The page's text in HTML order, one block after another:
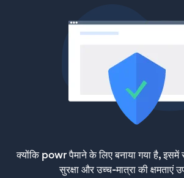
क्योंकि powr पैमाने के लिए बनाया गया है, इसमें
सुरक्षा और उच्च-मात्रा की क्षमताएं